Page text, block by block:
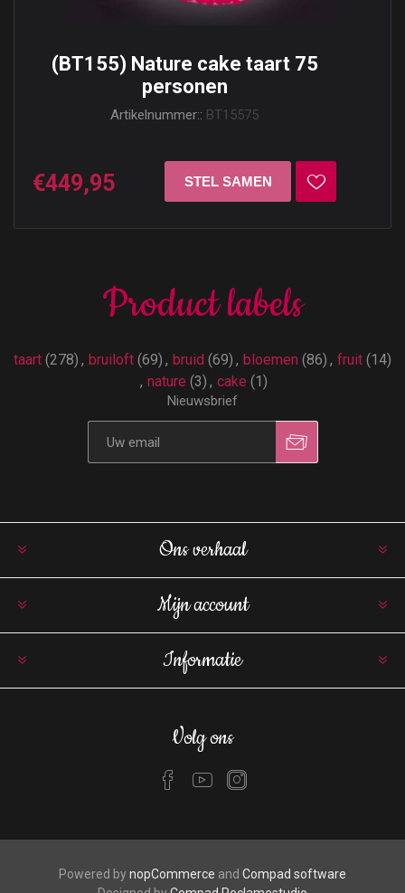
(BT155) Nature cake taart 75
personen
Artikelnummer:: BT15575
€449,95
Product labels
taart (278) , bruiloft (69) , bruid (69) , bloemen (86) , fruit (14)
, nature (3) , cake (1)
Nieuwsbrief
Ons verhaal
Mijn account
Informatie
Volg ons
Powered bynopCommerce and Compad software